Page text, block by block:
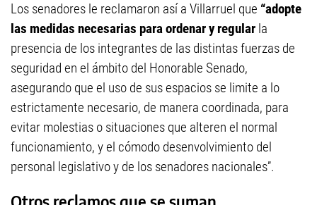
Los senadores le reclamaron así a Villarruel que “adopte
las medidas necesarias para ordenar y regular la
presencia de los integrantes de las distintas fuerzas de
seguridad en el ámbito del Honorable Senado,
asegurando que el uso de sus espacios se limite a lo
estrictamente necesario, de manera coordinada, para
evitar molestias o situaciones que alteren el normal
funcionamiento, y el cómodo desenvolvimiento del
personal legislativo y de los senadores nacionales”.